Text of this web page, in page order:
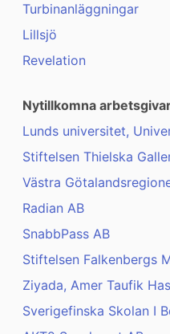
Turbinanläggningar
Lillsjö
Revelation
Nytillkomna
Lunds universitet,
Stiftelsen Thielska
Västra
Radian AB
SnabbPass AB
Stiftelsen Falkenbergs
Ziyada, Amer Taufik
Sverigefinska Skolan I